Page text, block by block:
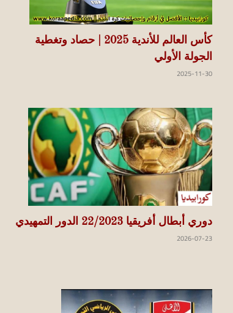
كأس العالم للأندية 2025 | حصاد وتغطية
الجولة الأولي
2025-11-30
دوري أبطال أفريقيا 22/2023 الدور التمهيدي
2026-07-23